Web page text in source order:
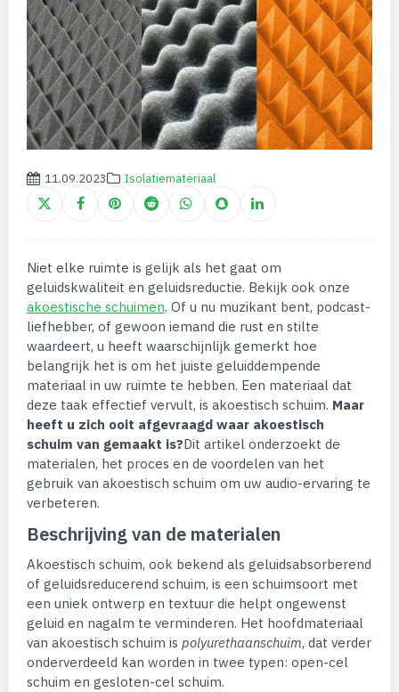
11.09.2023 Isolatiemateriaal
Niet elke ruimte is gelijk als het gaat om
geluidskwaliteit en geluidsreductie. Bekijk ook onze
akoestische schuimen. Of u nu muzikant bent, podcast-
liefhebber, of gewoon iemand die rust en stilte
waardeert, u heeft waarschijnlijk gemerkt hoe
belangrijk het is om het juiste geluiddempende
materiaal in uw ruimte te hebben. Een materiaal dat
deze taak effectief vervult, is akoestisch schuim. Maar
heeft u zich ooit afgevraagd waar akoestisch
schuim van gemaakt is?Dit artikel onderzoekt de
materialen, het proces en de voordelen van het
gebruik van akoestisch schuim om uw audio-ervaring te
verbeteren.
Beschrijving van de materialen
Akoestisch schuim, ook bekend als geluidsabsorberend
of geluidsreducerend schuim, is een schuimsoort met
een uniek ontwerp en textuur die helpt ongewenst
geluid en nagalm te verminderen. Het hoofdmateriaal
van akoestisch schuim is polyurethaanschuim, dat verder
onderverdeeld kan worden in twee typen: open-cel
schuim en gesloten-cel schuim.